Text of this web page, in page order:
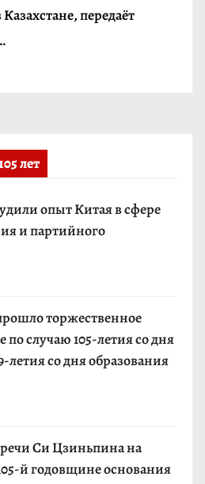
передаёт
лет
опыт Китая в сфере
и партийного
торжественное
случаю 105-летия со дня
со дня образования
Си Цзиньпина на
й годовщине основания